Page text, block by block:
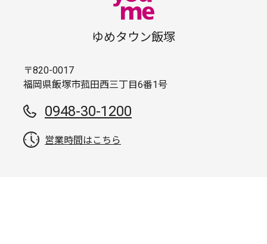
ゆめタウン飯塚
〒820-0017
福岡県飯塚市菰田西三丁目6番1号
0948-30-1200
営業時間はこちら